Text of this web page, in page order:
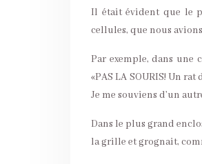
Il était évident que le
cellules, que nous
Par exemple, dans une
«PAS LA SOURIS! Un
Je me souviens d’un
Dans le plus grand
la grille et grognait,